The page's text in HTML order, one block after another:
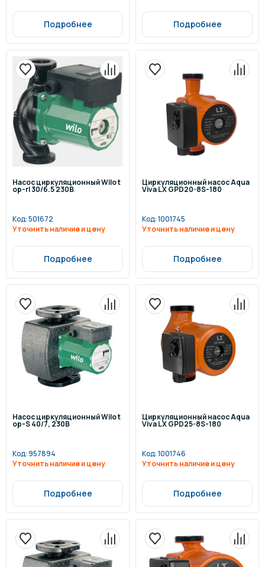
Подробнее Подробнее
Насос циркуляционный Wilo t
op-rl 30/6.5 230В
Код:501672
Уточнить наличие и цену
Подробнее
Циркуляционный насос Aqua
Viva LX GPD20-8S-180
Код:1001745
Уточнить наличие и цену
Подробнее
Насос циркуляционный Wilo t
op-S 40/7, 230В
Код:957894
Уточнить наличие и цену
Подробнее
Циркуляционный насос Aqua
Viva LX GPD25-8S-180
Код:1001746
Уточнить наличие и цену
Подробнее